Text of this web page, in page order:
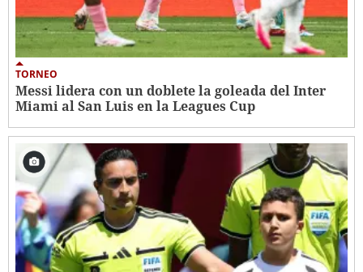
TORNEO
Messi lidera con un doblete la goleada del Inter
Miami al San Luis en la Leagues Cup